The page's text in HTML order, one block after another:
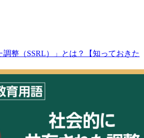
調整（SSRL）」とは？【知っておきた